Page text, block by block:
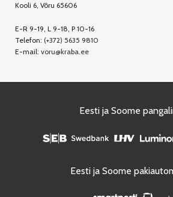
Kooli 6, Võru 65606
E-R 9-19, L 9-18, P 10-16
Telefon: (+372) 5635 9810
E-mail: voru@kraba.ee
Eesti ja Soome
Eesti ja Soome